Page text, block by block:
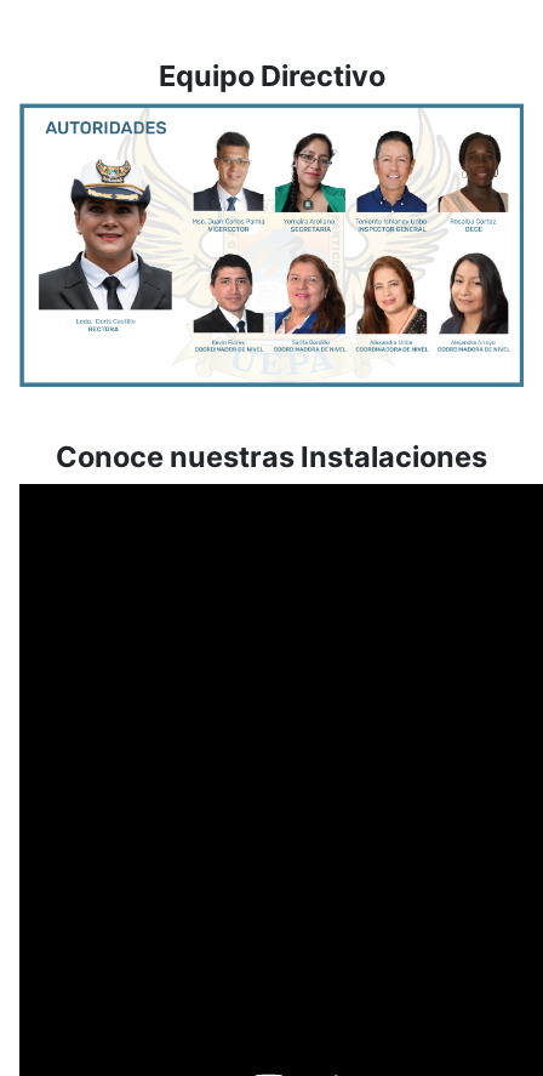
Equipo Directivo
Conoce nuestras Instalaciones